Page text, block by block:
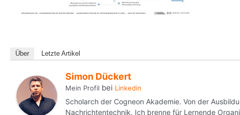
Über Letzte Artikel
Simon Dückert
Mein Profil bei Linkedin
Scholarch der Cogneon Akademie. Von der
Nachrichtentechnik. Ich brenne für Lernende